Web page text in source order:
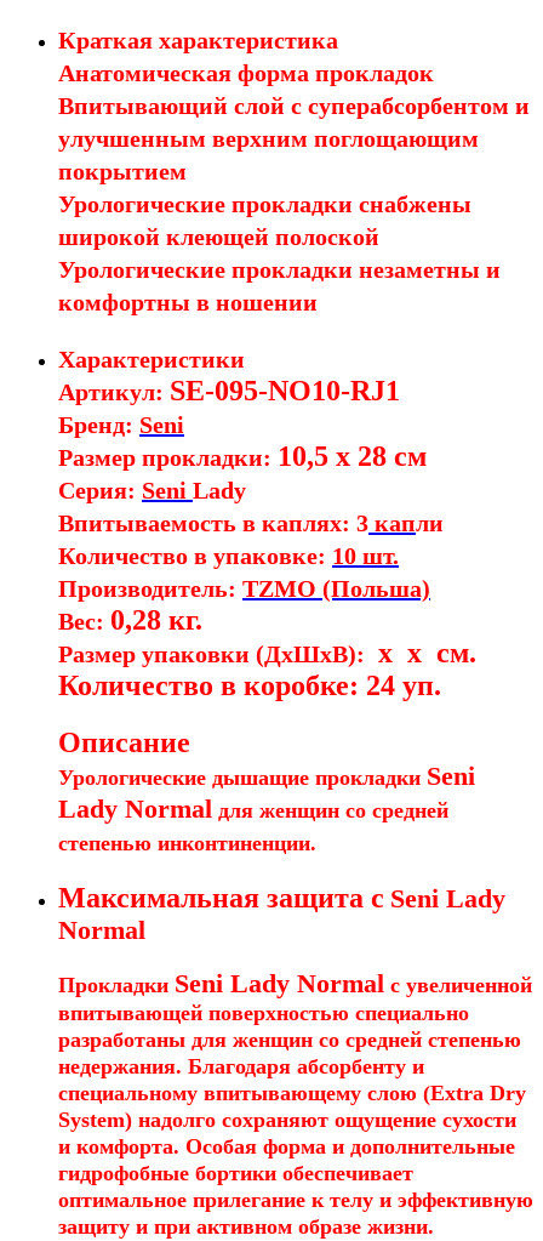
Краткая характеристика
Анатомическая форма прокладок
Впитывающий слой с суперабсорбентом и
улучшенным верхним поглощающим
покрытием
Урологические прокладки снабжены
широкой клеющей полоской
Урологические прокладки незаметны и
комфортны в ношении
Характеристики
Артикул: SE-095-NO10-RJ1
Бренд: Seni
Размер прокладки: 10,5 х 28 см
Серия: Seni Lady
Впитываемость в каплях: 3 капли
Количество в упаковке: 10 шт.
Производитель: TZMO (Польша)
Вес: 0,28 кг.
Размер упаковки (ДхШхВ): x x см.
Количество в коробке: 24 уп.
Описание
Урологические дышащие прокладки Seni
Lady Normal для женщин со средней
степенью инконтиненции.
Максимальная защита с Seni Lady
Normal
Прокладки Seni Lady Normal с увеличенной
впитывающей поверхностью специально
разработаны для женщин со средней степенью
недержания. Благодаря абсорбенту и
специальному впитывающему слою (Extra Dry
System) надолго сохраняют ощущение сухости
и комфорта. Особая форма и дополнительные
гидрофобные бортики обеспечивает
оптимальное прилегание к телу и эффективную
защиту и при активном образе жизни.